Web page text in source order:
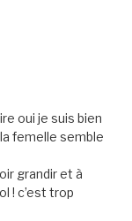
oui je suis bien
femelle semble
grandir et à
! c’est trop